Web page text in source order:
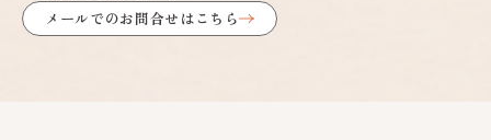
メールでのお問合せはこちら